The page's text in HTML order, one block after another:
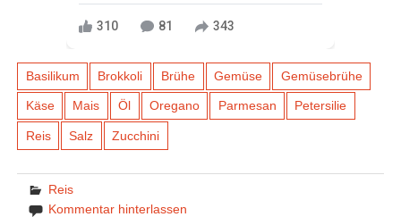
310 81 343
Basilikum Brokkoli Brühe Gemüse Gemüsebrühe
Käse Mais Öl Oregano Parmesan Petersilie
Reis Salz Zucchini
Reis
Kommentar hinterlassen